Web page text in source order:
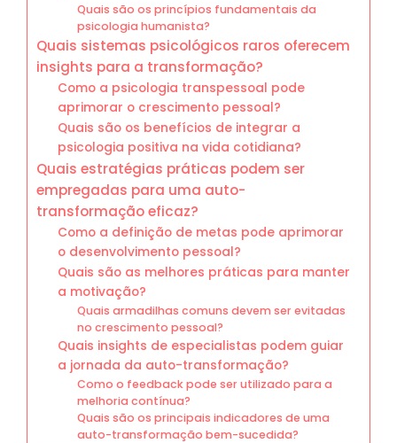
Quais são os princípios fundamentais da
psicologia humanista?
Quais sistemas psicológicos raros oferecem
insights para a transformação?
Como a psicologia transpessoal pode
aprimorar o crescimento pessoal?
Quais são os benefícios de integrar a
psicologia positiva na vida cotidiana?
Quais estratégias práticas podem ser
empregadas para uma auto-
transformação eficaz?
Como a definição de metas pode aprimorar
o desenvolvimento pessoal?
Quais são as melhores práticas para manter
a motivação?
Quais armadilhas comuns devem ser evitadas
no crescimento pessoal?
Quais insights de especialistas podem guiar
a jornada da auto-transformação?
Como o feedback pode ser utilizado para a
melhoria contínua?
Quais são os principais indicadores de uma
auto-transformação bem-sucedida?